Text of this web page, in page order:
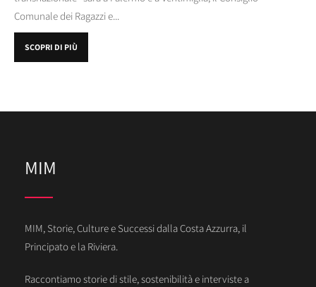
Comunale dei Ragazzi e...
SCOPRI DI PIÙ
MIM
MIM, Storie, Culture e Successi dalla Costa Azzurra, il
Principato e la Riviera.
Raccontiamo storie di stile, sostenibilità e interviste a